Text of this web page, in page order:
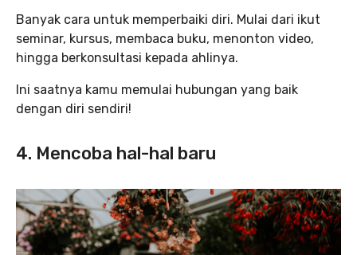
Banyak cara untuk memperbaiki diri. Mulai dari ikut
seminar, kursus, membaca buku, menonton video,
hingga berkonsultasi kepada ahlinya.
Ini saatnya kamu memulai hubungan yang baik
dengan diri sendiri!
4. Mencoba hal-hal baru